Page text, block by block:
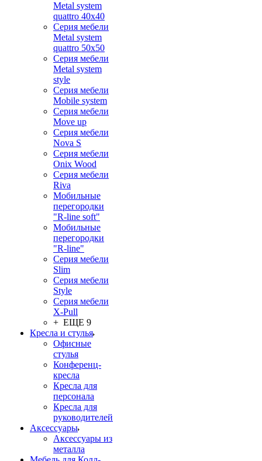
Metal system
quattro 40x40
Серия мебели
Metal system
quattro 50x50
Серия мебели
Metal system
style
Серия мебели
Mobile system
Серия мебели
Move up
Серия мебели
Nova S
Серия мебели
Onix Wood
Серия мебели
Riva
Мобильные
перегородки
"R-line soft"
Мобильные
перегородки
"R-line"
Серия мебели
Slim
Серия мебели
Style
Серия мебели
X-Pull
+ ЕЩЕ 9
Кресла и стулья
Офисные
стулья
Конференц-
кресла
Кресла для
персонала
Кресла для
руководителей
Аксессуары
Аксессуары из
металла